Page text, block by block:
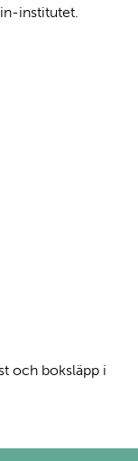
institutet.
och boksläpp i